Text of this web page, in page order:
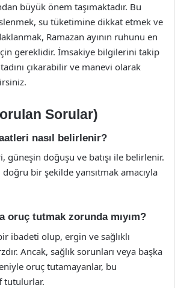
büyük önem taşımaktadır. Bu
su tüketimine dikkat etmek ve
Ramazan ayının ruhunu en
gereklidir. İmsakiye bilgilerini takip
çıkarabilir ve manevi olarak
Sorular)
nasıl belirlenir?
güneşin doğuşu ve batışı ile belirlenir.
bir şekilde yansıtmak amacıyla
oruç tutmak zorunda mıyım?
ibadeti olup, ergin ve sağlıklı
Ancak, sağlık sorunları veya başka
oruç tutamayanlar, bu
tutulurlar.